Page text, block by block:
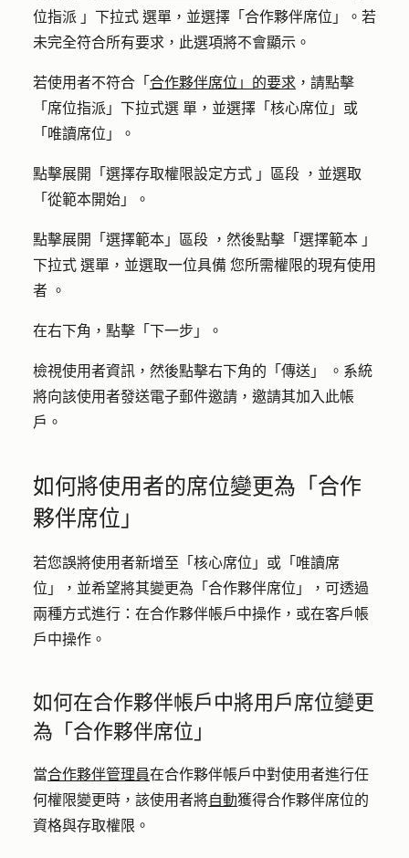
位指派 」 下拉式 選單，並選擇「 合作夥伴席位 」。若
未完全符合所有要求，此選項將不會顯示。
若使用者不符合「 合作夥伴席位」的要求 ，請點擊
「 席位指派」下拉式選 單，並選擇「 核心席位」或
「 唯讀席位 」。
點擊展開「 選擇存取權限設定方式 」 區段 ，並選取
「 從範本開始 」。
點擊展開「 選擇範本」區段 ，然後點擊「 選擇範本 」
下拉式 選單，並選取一位具備 您所需權限的現有使用
者 。
在右下角，點擊「 下一步 」。
檢視使用者資訊，然後點擊右下角的「傳送」
。系統
將向該使用者發送電子郵件邀請，邀請其加入此帳
戶。
如何將使用者的席位變更為「合作
夥伴席位」
若您誤將使用者新增至「核心席位」或「唯讀席
位」，並希望將其變更為「合作夥伴席位」，可透過
兩種方式進行：在合作夥伴帳戶中操作，或在客戶帳
戶中操作。
如何在合作夥伴帳戶中將用戶席位變更
為「合作夥伴席位」
當合作夥伴管理員在合作夥伴帳戶中對使用者進行任
何權限變更時，該使用者將自動獲得合作夥伴席位的
資格與存取權限。